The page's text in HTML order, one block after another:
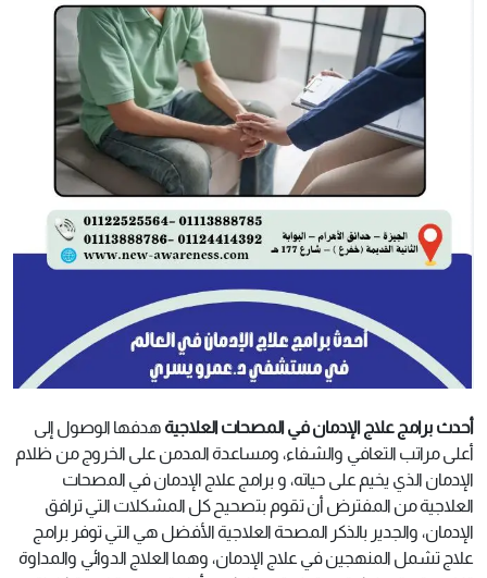
أحدث برامج علاج الإدمان في المصحات العلاجية هدفها الوصول إلى
أعلى مراتب التعافي والشفاء، ومساعدة المدمن على الخروج من ظلام
الإدمان الذي يخيم على حياته، و برامج علاج الإدمان في المصحات
العلاجية من المفترض أن تقوم بتصحيح كل المشكلات التي ترافق
الإدمان، والجدير بالذكر المصحة العلاجية الأفضل هي التي توفر برامج
علاج تشمل المنهجين في علاج الإدمان، وهما العلاج الدوائي والمداوة